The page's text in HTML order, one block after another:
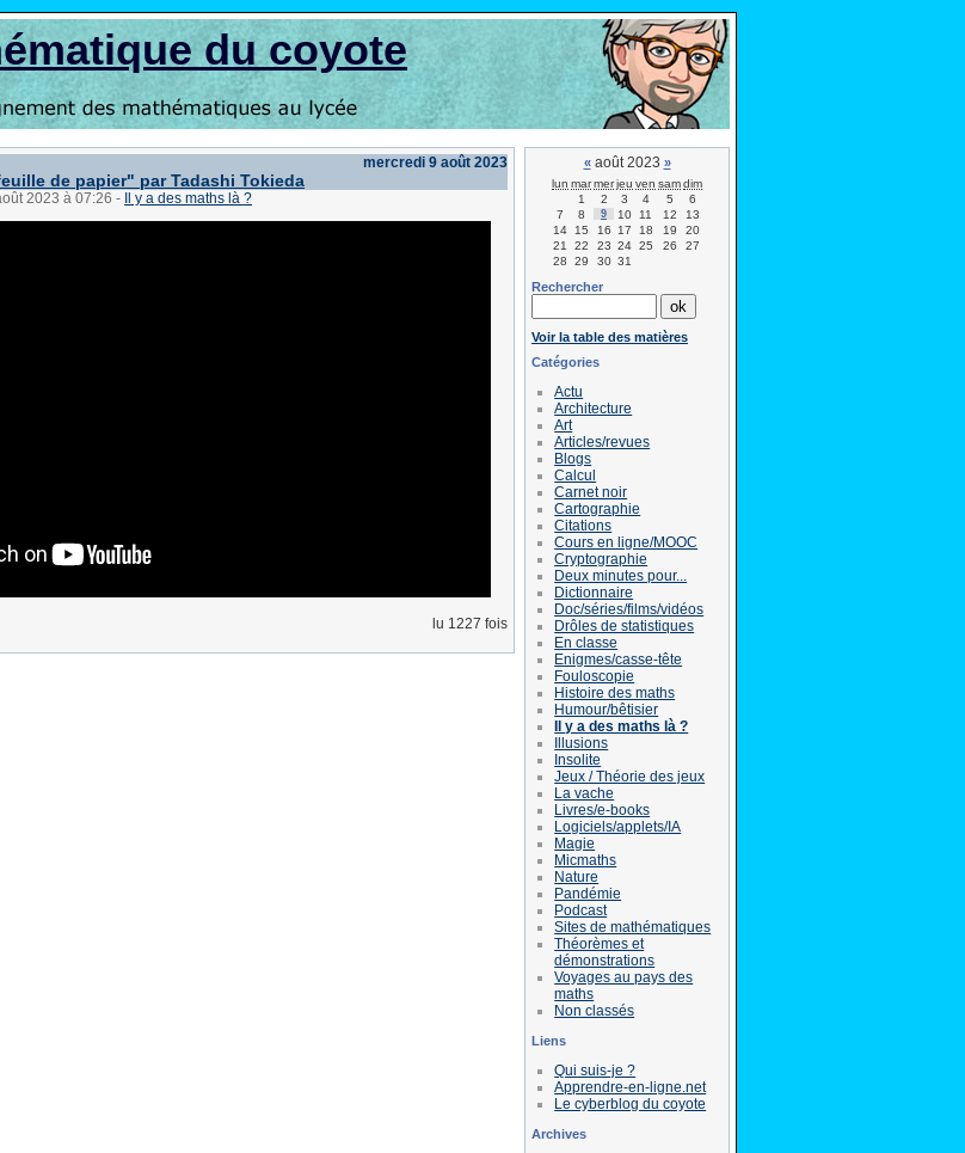
du coyote
mercredi 9 août 2023
de papier" par Tadashi Tokieda
2023 à 07:26 - Il y a des maths là ?
lu 1227 fois
«août 2023 »
lun marmerjeu ven samdim
1
2 3 4 5
6
7
8 9 10 11 12
13
14
15 16 17 18 19
20
21
22 23 24 25 26
27
28
29 30 31
Rechercher
Voir la table des matières
Catégories
Actu
Architecture
Art
Articles/revues
Blogs
Calcul
Carnet noir
Cartographie
Citations
Cours en ligne/MOOC
Cryptographie
Deux minutes pour...
Dictionnaire
Doc/séries/films/vidéos
Drôles de statistiques
En classe
Enigmes/casse-tête
Fouloscopie
Histoire des maths
Humour/bêtisier
Il y a des maths là ?
Illusions
Insolite
Jeux / Théorie des jeux
La vache
Livres/e-books
Logiciels/applets/IA
Magie
Micmaths
Nature
Pandémie
Podcast
Sites de mathématiques
Théorèmes et
démonstrations
Voyages au pays des
maths
Non classés
Liens
Qui suis-je ?
Apprendre-en-ligne.net
Le cyberblog du coyote
Archives